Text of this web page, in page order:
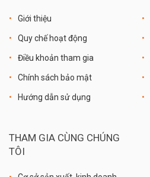
Giới thiệu
Quy chế hoạt động
Điều khoản tham gia
Chính sách bảo mật
Hướng dẫn sử dụng
THAM GIA CÙNG CHÚNG
TÔI